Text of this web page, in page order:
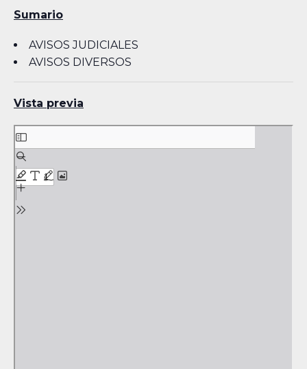
Sumario
AVISOS JUDICIALES
AVISOS DIVERSOS
Vista previa
Skip
to
PDF
content